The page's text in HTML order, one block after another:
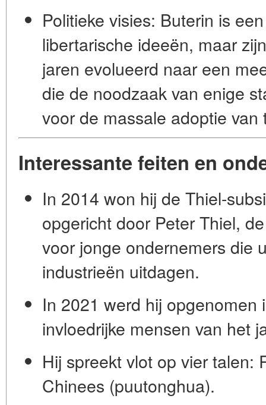
Politieke visies: Buterin is
libertarische ideeën, maar
jaren evolueerd naar een
die de noodzaak van enige
voor de massale adoptie van
Interessante feiten en
In 2014 won hij de Thiel-
opgericht door Peter Thiel,
voor jonge ondernemers die
industrieën uitdagen.
In 2021 werd hij
invloedrijke mensen van het
Hij spreekt vlot op vier talen:
Chinees (puutonghua).